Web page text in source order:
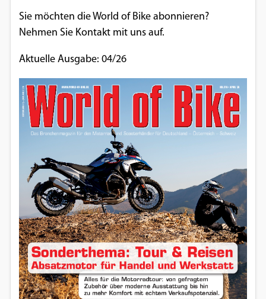
Sie möchten die World of Bike abonnieren?
Nehmen Sie Kontakt mit uns auf.
Aktuelle Ausgabe: 04/26